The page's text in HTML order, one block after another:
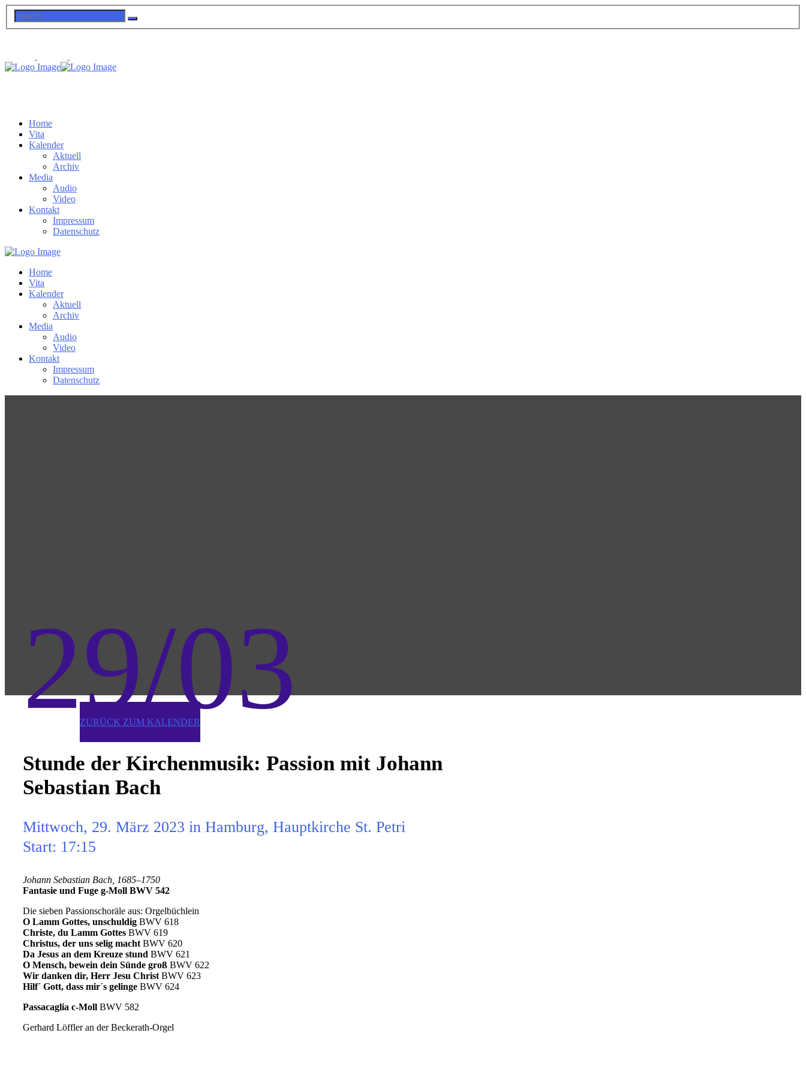
Home
Vita
Kalender
Aktuell
Archiv
Media
Audio
Video
Kontakt
Impressum
Datenschutz
Home
Vita
Kalender
Aktuell
Archiv
Media
Audio
Video
Kontakt
Impressum
Datenschutz
29/03
ZURÜCK ZUM KALENDER
Stunde der Kirchenmusik: Passion mit Johann
Sebastian Bach
Mittwoch, 29. März 2023 in Hamburg, Hauptkirche St. Petri
Start: 17:15
Johann Sebastian Bach, 1685–1750
Fantasie und Fuge g-Moll BWV 542
Die sieben Passionschoräle aus: Orgelbüchlein
O Lamm Gottes, unschuldig BWV 618
Christe, du Lamm Gottes BWV 619
Christus, der uns selig macht BWV 620
Da Jesus an dem Kreuze stund BWV 621
O Mensch, bewein dein Sünde groß BWV 622
Wir danken dir, Herr Jesu Christ BWV 623
Hilf´ Gott, dass mir´s gelinge BWV 624
Passacaglia c-Moll BWV 582
Gerhard Löffler an der Beckerath-Orgel